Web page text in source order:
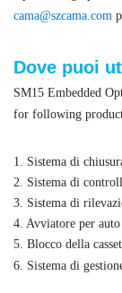
cama@szcama.com
Dove puoi
SM15 Embedded
for following
1. Sistema di
2. Sistema di
3. Sistema di
4. Avviatore per
5. Blocco della
6. Sistema di